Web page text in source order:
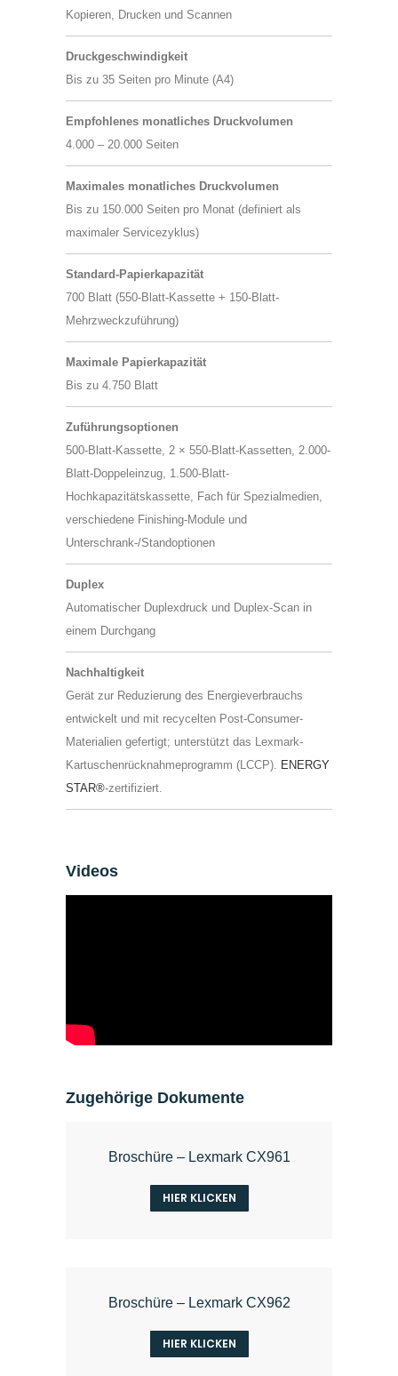
Kopieren, Drucken und Scannen
Druckgeschwindigkeit
Bis zu 35 Seiten pro Minute (A4)
Empfohlenes monatliches Druckvolumen
4.000 – 20.000 Seiten
Maximales monatliches Druckvolumen
Bis zu 150.000 Seiten pro Monat (definiert als
maximaler Servicezyklus)
Standard-Papierkapazität
700 Blatt (550-Blatt-Kassette + 150-Blatt-
Mehrzweckzuführung)
Maximale Papierkapazität
Bis zu 4.750 Blatt
Zuführungsoptionen
500-Blatt-Kassette, 2 × 550-Blatt-Kassetten, 2.000-
Blatt-Doppeleinzug, 1.500-Blatt-
Hochkapazitätskassette, Fach für Spezialmedien,
verschiedene Finishing-Module und
Unterschrank-/Standoptionen
Duplex
Automatischer Duplexdruck und Duplex-Scan in
einem Durchgang
Nachhaltigkeit
Gerät zur Reduzierung des Energieverbrauchs
entwickelt und mit recycelten Post-Consumer-
Materialien gefertigt; unterstützt das Lexmark-
Kartuschenrücknahmeprogramm (LCCP). ENERGY
STAR®-zertifiziert.
Videos
Zugehörige Dokumente
Broschüre – Lexmark CX961
HIER KLICKEN
Broschüre – Lexmark CX962
HIER KLICKEN